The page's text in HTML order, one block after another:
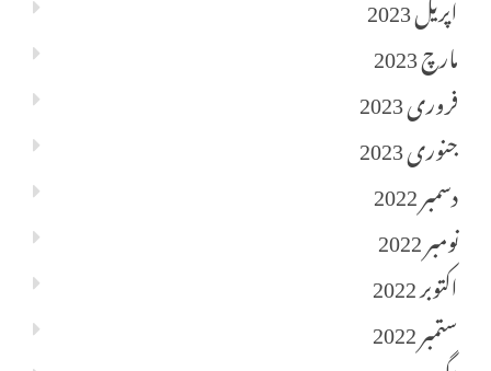
مارچ 2023
فروری 2023
جنوری 2023
دسمبر 2022
نومبر 2022
اکتوبر 2022
ستمبر 2022